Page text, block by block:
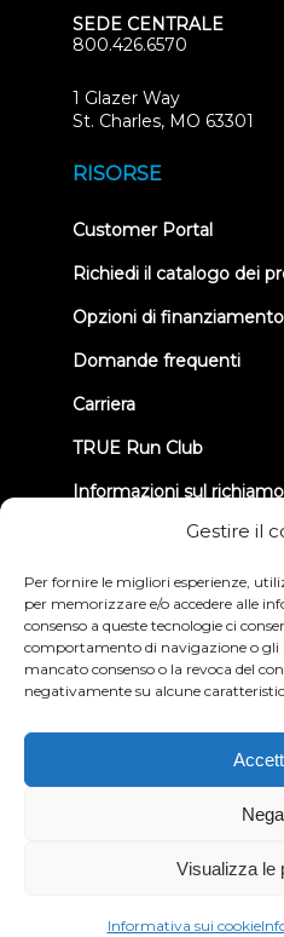
Gestire il
Per fornire le migliori esperienze,
per memorizzare e/o accedere alle
consenso a queste tecnologie ci
comportamento di navigazione o gli
mancato consenso o la revoca del
negativamente su alcune
Visualizza le
Informativa sui cookie
SEDE CENTRALE
800.426.6570
1 Glazer Way
St. Charles, MO 63301
RISORSE
Customer Portal(opens
new
Richiedi il catalogo dei
Opzioni di finanziamento
Domande frequenti
Carriera
TRUE Run Club
Informazioni sul richiamo
© 2026 True Fitness.
Informativa sulla privacy
Dichiarazione